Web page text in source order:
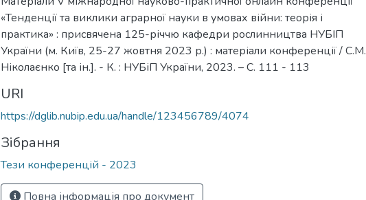
«Тенденції та виклики аграрної науки в умовах війни: теорія і
практика» : присвячена 125-річчю кафедри рослинництва НУБІП
України (м. Київ, 25-27 жовтня 2023 р.) : матеріали конференції / С.М.
Ніколаєнко [та ін.]. - К. : НУБіП України, 2023. – С. 111 - 113
URI
https://dglib.nubip.edu.ua/handle/123456789/4074
Зібрання
Тези конференцій - 2023
Повна інформація про документ